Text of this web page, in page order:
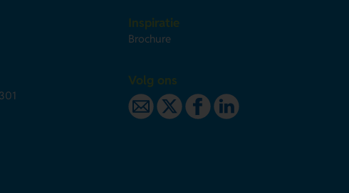
Inspiratie
Brochure
Volg ons